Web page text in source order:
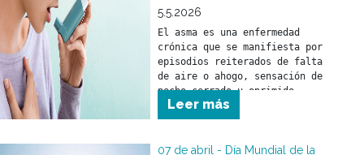
5.5.2026
El asma es una enfermedad
crónica que se manifiesta por
episodios reiterados de falta
de aire o ahogo, sensación de
pecho cerrado u oprimido,
silbidos en el pecho
(sibilancias) o presencia de
obstrucción al paso del aire
Leer más
07 de abril - Día Mundial de la